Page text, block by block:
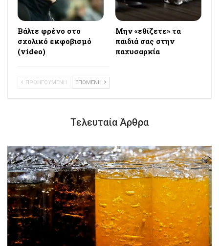
Bάλτε φρένο στο
σχολικό εκφοβισμό
(video)
Μην «εθίζετε» τα
παιδιά σας στην
παχυσαρκία
ΠΡΟΗΓΟΥΜΕΝΗ ΕΠΟΜΕΝΗ
Τελευταία Άρθρα